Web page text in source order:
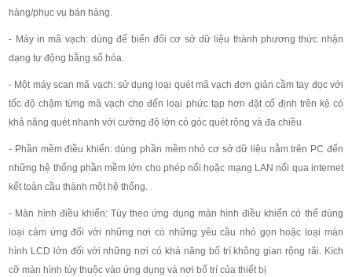
hàng/phục vụ bán hàng.
- Máy in mã vạch: dùng để biến đổi cơ sở dữ liệu thành phương thức nhận
dạng tự động bằng số hóa.
- Một máy scan mã vạch: sử dụng loại quét mã vạch đơn giản cầm tay đọc với
tốc độ chậm từng mã vạch cho đến loại phức tạp hơn đặt cố định trên kệ có
khả năng quét nhanh với cường độ lớn có góc quét rộng và đa chiều
- Phần mềm điều khiển: dùng phần mềm nhỏ cơ sở dữ liệu nằm trên PC đến
những hệ thống phần mềm lớn cho phép nối hoặc mạng LAN nối qua internet
kết toàn cầu thành một hệ thống.
- Màn hình điều khiển: Tùy theo ứng dụng màn hình điều khiển có thể dùng
loại cảm ứng đối với những nơi có những yêu cầu nhỏ gọn hoặc loại màn
hình LCD lớn đối với những nơi có khả năng bố trí không gian rộng rãi. Kích
cỡ màn hình tùy thuộc vào ứng dụng và nơi bố trí của thiết bị